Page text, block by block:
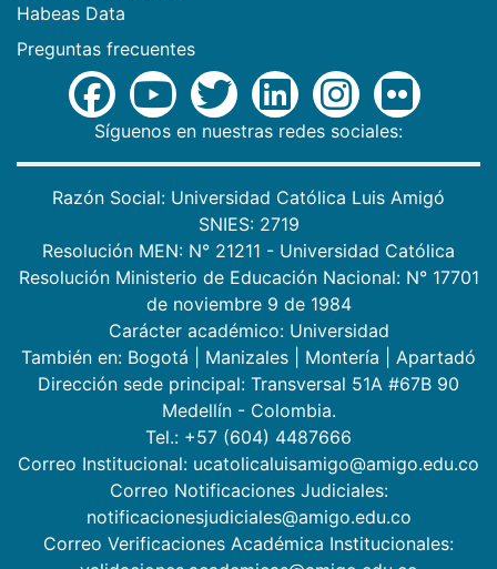
Habeas Data
Preguntas frecuentes
Síguenos en nuestras redes sociales:
Razón Social: Universidad Católica Luis Amigó
SNIES: 2719
Resolución MEN: N° 21211 - Universidad Católica
Resolución Ministerio de Educación Nacional: N° 17701
de noviembre 9 de 1984
Carácter académico: Universidad
También en: Bogotá Manizales Montería
Apartadó
Dirección sede principal: Transversal 51A #67B 90
Medellín - Colombia.
Tel.: +57 (604) 4487666
Correo Institucional: ucatolicaluisamigo@amigo.edu.co
Correo Notificaciones Judiciales:
notificacionesjudiciales@amigo.edu.co
Correo Verificaciones Académica Institucionales: